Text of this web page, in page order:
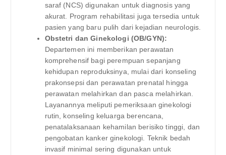
saraf (NCS) digunakan untuk diagnosis yang
akurat. Program rehabilitasi juga tersedia untuk
pasien yang baru pulih dari kejadian neurologis.
Obstetri dan Ginekologi (OB/GYN):
Departemen ini memberikan perawatan
komprehensif bagi perempuan sepanjang
kehidupan reproduksinya, mulai dari konseling
prakonsepsi dan perawatan prenatal hingga
perawatan melahirkan dan pasca melahirkan.
Layanannya meliputi pemeriksaan ginekologi
rutin, konseling keluarga berencana,
penatalaksanaan kehamilan berisiko tinggi, dan
pengobatan kanker ginekologi. Teknik bedah
invasif minimal sering digunakan untuk